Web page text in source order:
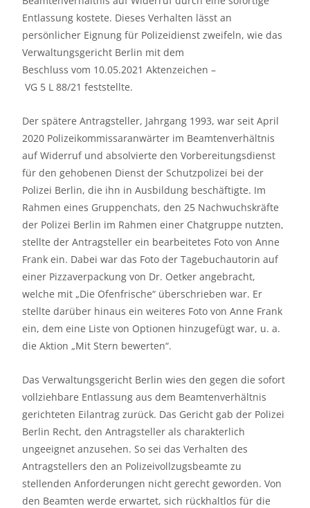
Entlassung kostete. Dieses Verhalten lässt an
persönlicher Eignung für Polizeidienst zweifeln, wie das
Verwaltungsgericht Berlin mit dem
Beschluss vom 10.05.2021 Aktenzeichen –
VG 5 L 88/21 feststellte.
Der spätere Antragsteller, Jahrgang 1993, war seit April
2020 Polizeikommissaranwärter im Beamtenverhältnis
auf Widerruf und absolvierte den Vorbereitungsdienst
für den gehobenen Dienst der Schutzpolizei bei der
Polizei Berlin, die ihn in Ausbildung beschäftigte. Im
Rahmen eines Gruppenchats, den 25 Nachwuchskräfte
der Polizei Berlin im Rahmen einer Chatgruppe nutzten,
stellte der Antragsteller ein bearbeitetes Foto von Anne
Frank ein. Dabei war das Foto der Tagebuchautorin auf
einer Pizzaverpackung von Dr. Oetker angebracht,
welche mit „Die Ofenfrische“ überschrieben war. Er
stellte darüber hinaus ein weiteres Foto von Anne Frank
ein, dem eine Liste von Optionen hinzugefügt war, u. a.
die Aktion „Mit Stern bewerten“.
Das Verwaltungsgericht Berlin wies den gegen die sofort
vollziehbare Entlassung aus dem Beamtenverhältnis
gerichteten Eilantrag zurück. Das Gericht gab der Polizei
Berlin Recht, den Antragsteller als charakterlich
ungeeignet anzusehen. So sei das Verhalten des
Antragstellers den an Polizeivollzugsbeamte zu
stellenden Anforderungen nicht gerecht geworden. Von
den Beamten werde erwartet, sich rückhaltlos für die